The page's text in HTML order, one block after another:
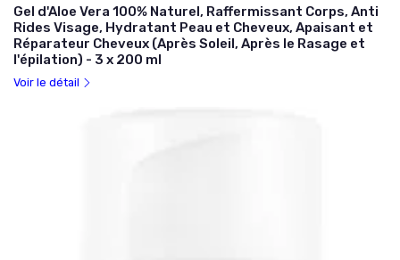
Gel d'Aloe Vera 100% Naturel, Raffermissant Corps, Anti
Rides Visage, Hydratant Peau et Cheveux, Apaisant et
Réparateur Cheveux (Après Soleil, Après le Rasage et
l'épilation) - 3 x 200 ml
Voir le détail